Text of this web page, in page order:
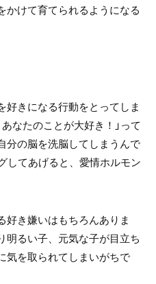
かけて育てられるようになる
好きになる行動をとってしま
なたのことが大好き！」って
分の脳を洗脳してしまうんで
してあげると、愛情ホルモン
好き嫌いはもちろんありま
明るい子、元気な子が目立ち
気を取られてしまいがちで